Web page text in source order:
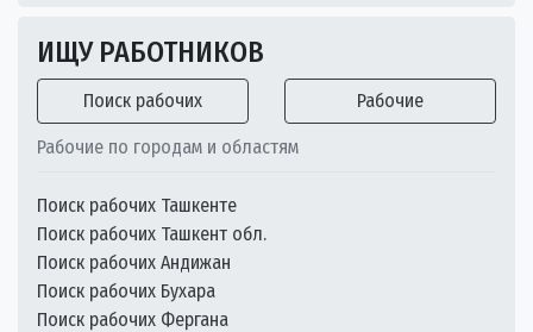
ИЩУ РАБОТНИКОВ
Поиск рабочих Рабочие
Рабочие по городам и областям
Поиск рабочих Ташкенте
Поиск рабочих Ташкент обл.
Поиск рабочих Андижан
Поиск рабочих Бухара
Поиск рабочих Фергана